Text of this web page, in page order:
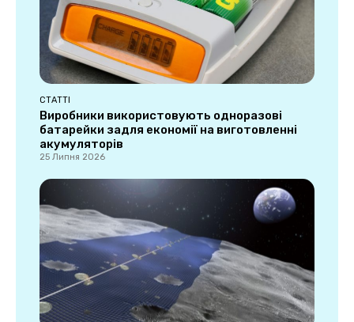
СТАТТІ
Виробники використовують одноразові
батарейки задля економії на виготовленні
акумуляторів
25 Липня 2026